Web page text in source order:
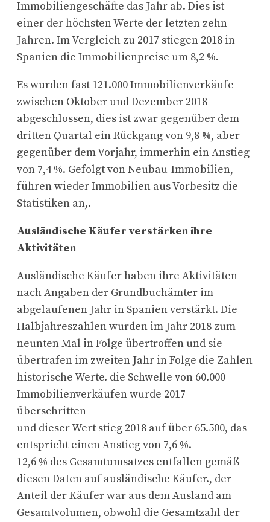
Immobiliengeschäfte das Jahr ab. Dies ist
einer der höchsten Werte der letzten zehn
Jahren. Im Vergleich zu 2017 stiegen 2018 in
Spanien die Immobilienpreise um 8,2 %.
Es wurden fast 121.000 Immobilienverkäufe
zwischen Oktober und Dezember 2018
abgeschlossen, dies ist zwar gegenüber dem
dritten Quartal ein Rückgang von 9,8 %, aber
gegenüber dem Vorjahr, immerhin ein Anstieg
von 7,4 %. Gefolgt von Neubau-Immobilien,
führen wieder Immobilien aus Vorbesitz die
Statistiken an,.
Ausländische Käufer verstärken ihre
Aktivitäten
Ausländische Käufer haben ihre Aktivitäten
nach Angaben der Grundbuchämter im
abgelaufenen Jahr in Spanien verstärkt. Die
Halbjahreszahlen wurden im Jahr 2018 zum
neunten Mal in Folge übertroffen und sie
übertrafen im zweiten Jahr in Folge die Zahlen
historische Werte. die Schwelle von 60.000
Immobilienverkäufen wurde 2017
überschritten
und dieser Wert stieg 2018 auf über 65.500, das
entspricht einen Anstieg von 7,6 %.
12,6 % des Gesamtumsatzes entfallen gemäß
diesen Daten auf ausländische Käufer., der
Anteil der Käufer war aus dem Ausland am
Gesamtvolumen, obwohl die Gesamtzahl der